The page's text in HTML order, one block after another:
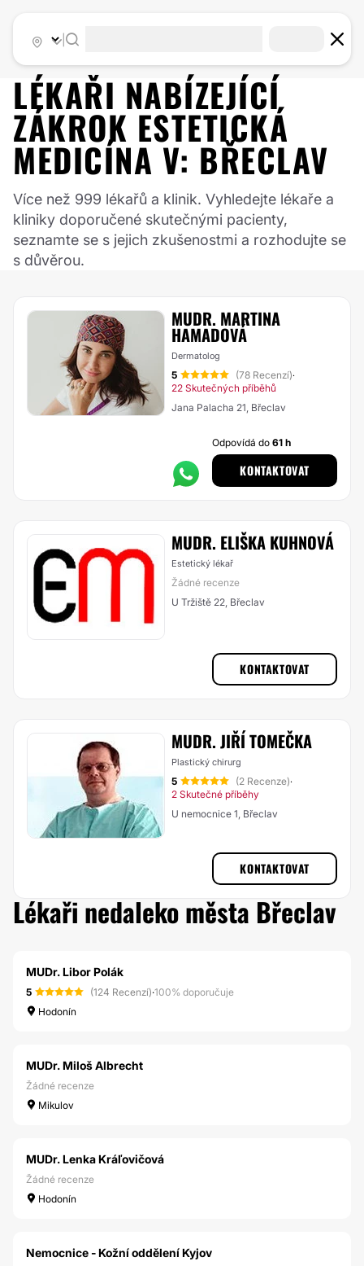
LÉKAŘI NABÍZEJÍCÍ
ZÁKROK ESTETICKÁ
MEDICÍNA V: BŘECLAV
Více než 999 lékařů a klinik. Vyhledejte lékaře a
kliniky doporučené skutečnými pacienty,
seznamte se s jejich zkušenostmi a rozhodujte se
s důvěrou.
MUDR. MARTINA
HAMADOVÁ
Dermatolog
5 (78 Recenzí)·
22 Skutečných příběhů
Jana Palacha 21, Břeclav
Odpovídá do61 h
KONTAKTOVAT
MUDR. ELIŠKA KUHNOVÁ
Estetický lékař
Žádné recenze
U Tržiště 22, Břeclav
KONTAKTOVAT
MUDR. JIŘÍ TOMEČKA
Plastický chirurg
5 (2 Recenze)·
2 Skutečné příběhy
U nemocnice 1, Břeclav
KONTAKTOVAT
Lékaři nedaleko města Břeclav
MUDr. Libor Polák
5 (124 Recenzí)·100% doporučuje
Hodonín
MUDr. Miloš Albrecht
Žádné recenze
Mikulov
MUDr. Lenka Kráľovičová
Žádné recenze
Hodonín
Nemocnice - Kožní oddělení Kyjov